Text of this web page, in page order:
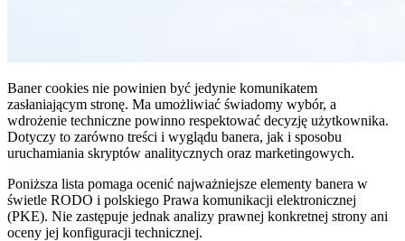
Baner cookies nie powinien być jedynie komunikatem
zasłaniającym stronę. Ma umożliwiać świadomy wybór, a
wdrożenie techniczne powinno respektować decyzję użytkownika.
Dotyczy to zarówno treści i wyglądu banera, jak i sposobu
uruchamiania skryptów analitycznych oraz marketingowych.
Poniższa lista pomaga ocenić najważniejsze elementy banera w
świetle RODO i polskiego Prawa komunikacji elektronicznej
(PKE). Nie zastępuje jednak analizy prawnej konkretnej strony ani
oceny jej konfiguracji technicznej.